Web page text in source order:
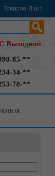
Товаров 0 шт.
Выходной
85-**
34-**
78-**